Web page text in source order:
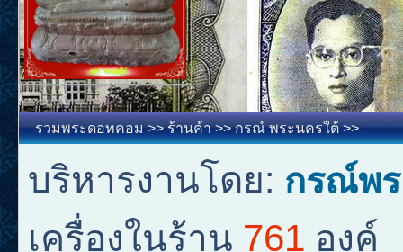
รวมพระดอทคอม>>ร้านค้า>>กรณ์ พระนครใต้>>
บริหารงานโดย: กรณ์พ
เครื่องในร้าน 761 องค์